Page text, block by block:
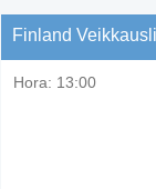
Finland
Hora: 13:00